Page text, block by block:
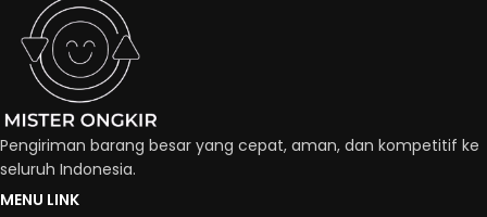
Pengiriman barang besar yang cepat, aman, dan kompetitif ke
seluruh Indonesia.
MENU LINK